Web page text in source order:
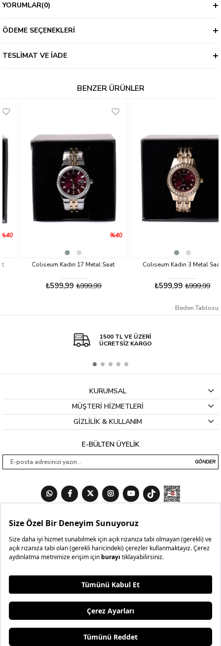
YORUMLAR(0)
ÖDEME SEÇENEKLERI
TESLIMAT VE İADE
BENZER ÜRÜNLER
Colıseum Kadın 17 Metal Saat
₺599,99 ₺999,99
Colıseum Kadın 3 Metal Saat
₺599,99 ₺999,99
Beden Tablosu
1500 TL VE ÜZERİ
ÜCRETSİZ KARGO
KURUMSAL
MÜŞTERİ HİZMETLERİ
GİZLİLİK & KULLANIM
E-BÜLTEN ÜYELİK
GÖNDER